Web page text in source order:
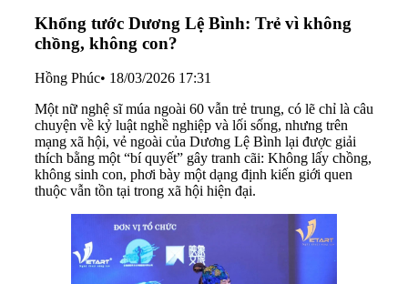
Khổng tước Dương Lệ Bình: Trẻ vì không
chồng, không con?
Hồng Phúc• 18/03/2026 17:31
Một nữ nghệ sĩ múa ngoài 60 vẫn trẻ trung, có lẽ chỉ là câu
chuyện về kỷ luật nghề nghiệp và lối sống, nhưng trên
mạng xã hội, vẻ ngoài của Dương Lệ Bình lại được giải
thích bằng một “bí quyết” gây tranh cãi: Không lấy chồng,
không sinh con, phơi bày một dạng định kiến giới quen
thuộc vẫn tồn tại trong xã hội hiện đại.